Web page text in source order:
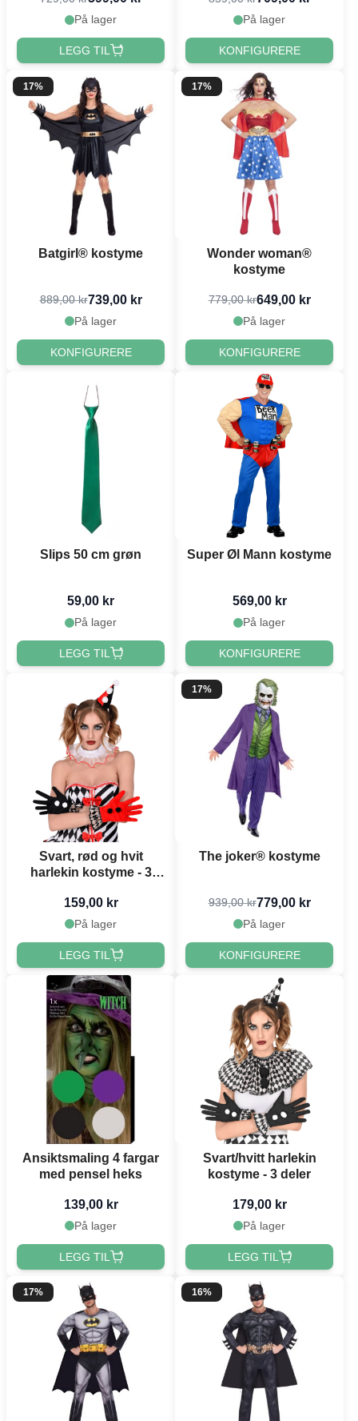
På lager
LEGG TIL
På lager
KONFIGURERE
17%
Batgirl® kostyme
889,00 kr739,00 kr
På lager
KONFIGURERE
17%
Wonder woman®
kostyme
779,00 kr649,00 kr
På lager
KONFIGURERE
Slips 50 cm grøn
59,00 kr
På lager
LEGG TIL
Super Øl Mann kostyme
569,00 kr
På lager
KONFIGURERE
Svart, rød og hvit
harlekin kostyme - 3
159,00 kr
På lager
LEGG TIL
17%
The joker® kostyme
939,00 kr779,00 kr
På lager
KONFIGURERE
Ansiktsmaling 4 fargar
med pensel heks
139,00 kr
På lager
LEGG TIL
Svart/hvitt harlekin
kostyme - 3 deler
179,00 kr
På lager
LEGG TIL
17% 16%